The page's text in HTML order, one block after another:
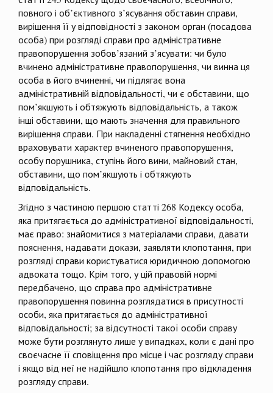
повного і об’єктивного з’ясування обставин справи,
вирішення її у відповідності з законом орган (посадова
особа) при розгляді справи про адміністративне
правопорушення зобов’язаний з’ясувати: чи було
вчинено адміністративне правопорушення, чи винна ця
особа в його вчиненні, чи підлягає вона
адміністративній відповідальності, чи є обставини, що
пом’якшують і обтяжують відповідальність, а також
інші обставини, що мають значення для правильного
вирішення справи. При накладенні стягнення необхідно
враховувати характер вчиненого правопорушення,
особу порушника, ступінь його вини, майновий стан,
обставини, що пом’якшують і обтяжують
відповідальність.
Згідно з частиною першою статті 268 Кодексу особа,
яка притягається до адміністративної відповідальності,
має право: знайомитися з матеріалами справи, давати
пояснення, надавати докази, заявляти клопотання, при
розгляді справи користуватися юридичною допомогою
адвоката тощо. Крім того, у цій правовій нормі
передбачено, що справа про адміністративне
правопорушення повинна розглядатися в присутності
особи, яка притягається до адміністративної
відповідальності; за відсутності такої особи справу
може бути розглянуто лише у випадках, коли є дані про
своєчасне її сповіщення про місце і час розгляду справи
і якщо від неї не надійшло клопотання про відкладення
розгляду справи.